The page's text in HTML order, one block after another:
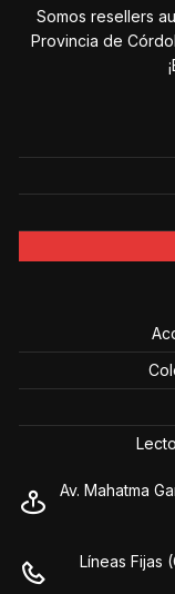
Somos resellers
Provincia de
Av. Mahatma
Líneas Fijas